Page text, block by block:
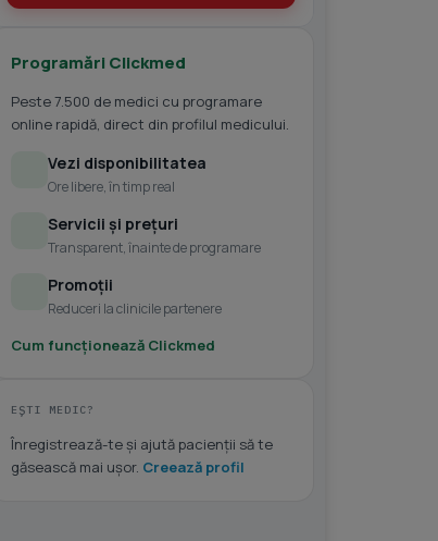
Programări Clickmed
Peste 7.500 de medici cu programare
online rapidă, direct din profilul medicului.
Vezi disponibilitatea
Ore libere, în timp real
Servicii și prețuri
Transparent, înainte de programare
Promoții
Reduceri la clinicile partenere
Cum funcționează Clickmed
EȘTI MEDIC?
Înregistrează-te și ajută pacienții să te
găsească mai ușor. Creează profil